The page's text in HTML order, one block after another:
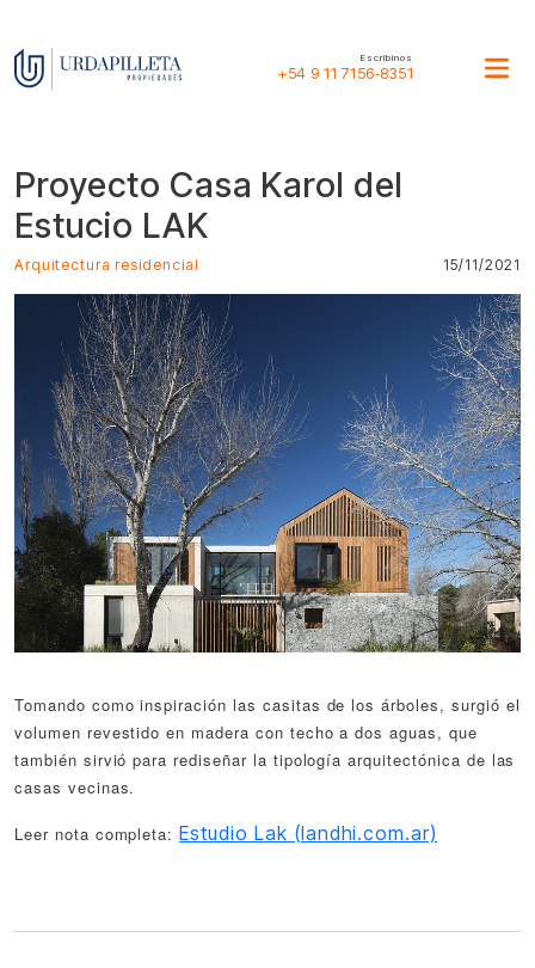
Escribinos
+54 9 11 7156‑8351
Proyecto Casa Karol del
Estucio LAK
Arquitectura residencial 15/11/2021
Tomando como inspiración las casitas de los árboles, surgió el
volumen revestido en madera con techo a dos aguas, que
también sirvió para rediseñar la tipología arquitectónica de las
casas vecinas.
Leer nota completa:Estudio Lak (landhi.com.ar)